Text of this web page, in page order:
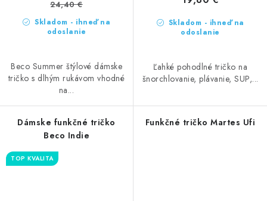
Skladom - ihneď na
odoslanie
24,40 €
Beco Summer štýlové dámske
tričko s dlhým rukávom vhodné
na...
Skladom - ihneď na
odoslanie
Ľahké pohodlné tričko na
šnorchlovanie, plávanie, SUP,...
Dámske funkčné tričko
Beco Indie
TOP KVALITA
Funkčné tričko Martes Ufi